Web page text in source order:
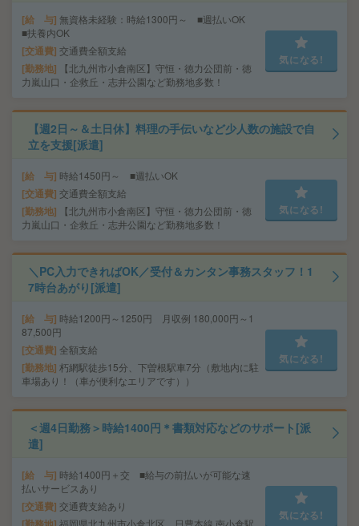
給 与 無資格未経験：時給1300円～ ■週払いOK
■扶養内OK
交通費 交通費全額支給
勤務地
【北九州市小倉南区】守恒・徳力公団前・徳
力嵐山口・企救丘・志井公園など勤務地多数！
気になる!
【週2日～＆土日休】料理の手伝いなど少人数の施設で自
立を支援[派遣]
給 与 時給1450円～ ■週払いOK
交通費 交通費全額支給
勤務地
【北九州市小倉南区】守恒・徳力公団前・徳
力嵐山口・企救丘・志井公園など勤務地多数！
気になる!
＼PC入力できればOK／受付＆カンタン事務スタッフ！1
7時台あがり[派遣]
給 与 時給1200円～1250円 月収例 180,000円～1
87,500円
交通費 全額支給
勤務地 朽網駅徒歩15分、下曽根駅車7分（敷地内に駐
車場あり！（車が便利なエリアです））
気になる!
＜週4日勤務＞時給1400円＊書類対応などのサポート[派
遣]
給 与 時給1400円＋交 ■給与の前払いが可能な速
払いサービスあり
交通費 交通費支給あり
福岡県北九州市小倉北区 日豊本線 南小倉駅
気になる!